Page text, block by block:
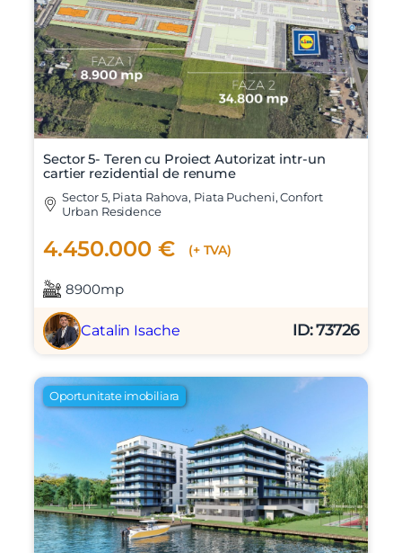
Sector 5- Teren cu Proiect Autorizat intr-un
cartier rezidential de renume
Sector 5, Piata Rahova, Piata Pucheni, Confort
Urban Residence
4.450.000 € (+ TVA)
8900mp
Catalin Isache ID: 73726
Oportunitate imobiliara